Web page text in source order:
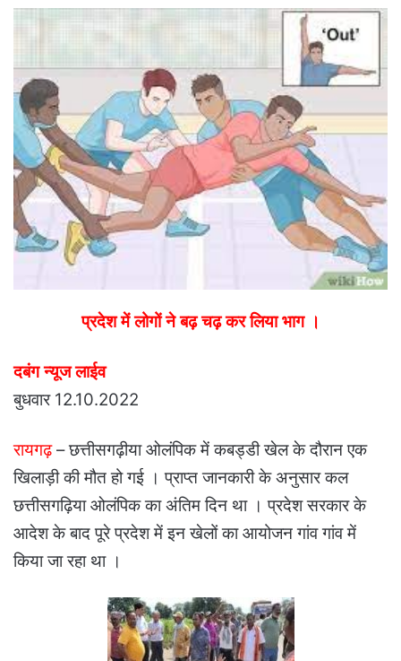
प्रदेश में लोगों ने बढ़ चढ़ कर लिया भाग ।
दबंग न्यूज लाईव
बुधवार 12.10.2022
रायगढ़– छत्तीसगढ़ीया ओलंपिक में कबड्डी खेल के दौरान एक
खिलाड़ी की मौत हो गई । प्राप्त जानकारी के अनुसार कल
छत्तीसगढ़िया ओलंपिक का अंतिम दिन था । प्रदेश सरकार के
आदेश के बाद पूरे प्रदेश में इन खेलों का आयोजन गांव गांव में
किया जा रहा था ।